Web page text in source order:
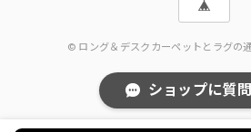
© ロング＆デスクカーペットとラグの
ショップに質